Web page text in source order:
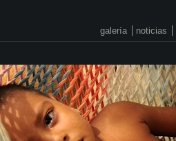
galería noticias